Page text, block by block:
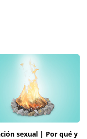
sexual | Por qué y